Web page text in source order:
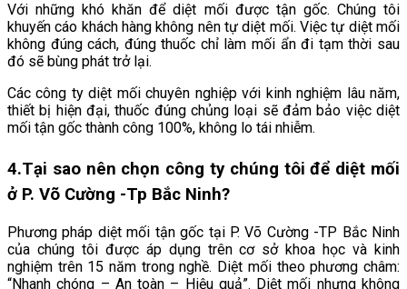
Với những khó khăn để diệt mối được tận gốc. Chúng tôi
khuyến cáo khách hàng không nên tự diệt mối. Việc tự diệt mối
không đúng cách, đúng thuốc chỉ làm mối ẩn đi tạm thời sau
đó sẽ bùng phát trở lại.
Các công ty diệt mối chuyên nghiệp với kinh nghiệm lâu năm,
thiết bị hiện đại, thuốc đúng chủng loại sẽ đảm bảo việc diệt
mối tận gốc thành công 100%, không lo tái nhiễm.
4.Tại sao nên chọn công ty chúng tôi để diệt mối
ở P. Võ Cường -Tp Bắc Ninh?
Phương pháp diệt mối tận gốc tại P. Võ Cường -TP Bắc Ninh
của chúng tôi được áp dụng trên cơ sở khoa học và kinh
nghiệm trên 15 năm trong nghề. Diệt mối theo phương châm:
“Nhanh chóng – An toàn – Hiệu quả”. Diệt mối nhưng không